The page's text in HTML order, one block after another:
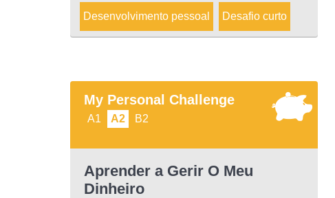
Desenvolvimento pessoal Desafio curto
My Personal Challenge
A1 A2 B2
Aprender a Gerir O Meu
Dinheiro